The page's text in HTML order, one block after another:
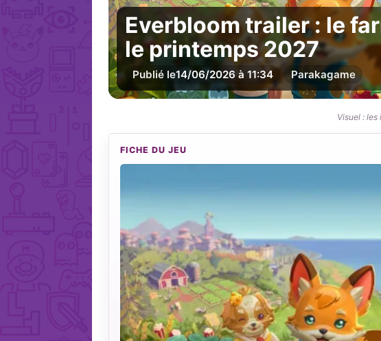
Everbloom trailer : le
le printemps 2027
Publié le14/06/2026 à 11:34 Parakagame
Visuel :
FICHE DU JEU